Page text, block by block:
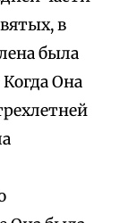
в
была
Она